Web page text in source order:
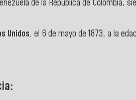
de la República de Colombia,
Unidos, el 6 de mayo de 1873, a la